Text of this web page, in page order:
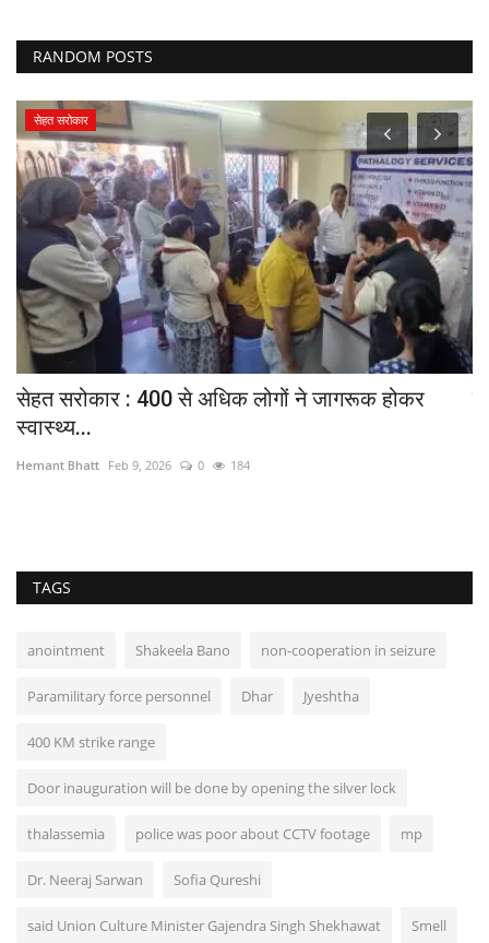
RANDOM POSTS
सेहत सरोकार
सेहत सरोकार : 400 से अधिक लोगों ने जागरूक होकर
स्वास्थ्य...
Hemant Bhatt Feb 9, 2026 0 184
TAGS
anointment Shakeela Bano non-cooperation in seizure
Paramilitary force personnel Dhar Jyeshtha
400 KM strike range
Door inauguration will be done by opening the silver lock
thalassemia police was poor about CCTV footage mp
Dr. Neeraj Sarwan Sofia Qureshi
said Union Culture Minister Gajendra Singh Shekhawat Smell